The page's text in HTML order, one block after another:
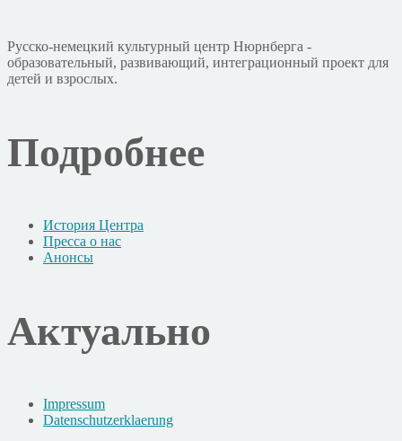
Русско-немецкий культурный центр Нюрнберга -
образовательный, развивающий, интеграционный проект для
детей и взрослых.
Подробнее
История Центра
Пресса о нас
Анонсы
Актуально
Impressum
Datenschutzerklaerung